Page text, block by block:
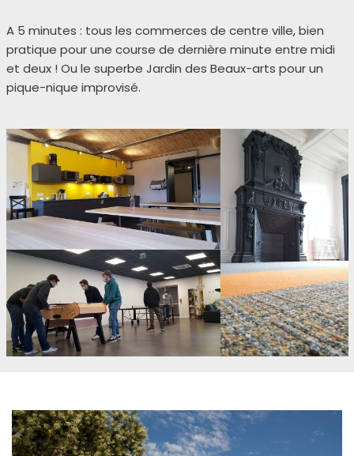
A 5 minutes : tous les com­merces de centre ville, bien
pra­tique pour une course de der­nière minute entre midi
et deux ! Ou le superbe Jardin des Beaux-arts pour un
pique-nique impro­vi­sé.